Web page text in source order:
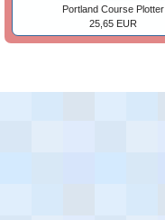
Portland Course Plotter
25,65 EUR